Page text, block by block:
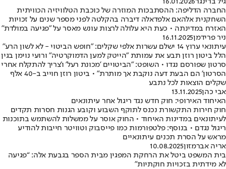
החברה הדליפה: ההסתבכות המוזרה של כוכבת הטלוויזיה הכוויתית
השחקנית אלהאם אלפדאלה דיברה בהקלטה לפני מספר שנים על זכויות
האזרח במדינתה • כעת היא עלולה לרצות עונש מאסר על "פגיעה במולדת"
ניר פרידמן16.11.2025
עיתונאי ערוץ 14 ישלם עשרות אלפי שקלים: "חופש הביטוי - לא לשון הרע"
הלל ביטון רוזן תבע את עמותת "הייטק למען הדמוקרטיה" ורועי נוימן בגין
סרטון שפורסם נגדו • השופט: "הביטויים 'מכונת רעל' ו'צריך להתקלח אחרי
הסרטון' הם הבעת דעה נוקבת אך מותרת" • ביטון רוזן חוייב ב-40 אלף
שקלים הוצאות לכל נתבע
אבי כהן13.11.2025
האיחוד האירופי: חוק חדש נגד ריגול אחר עיתונאים
חוק חירות התקשורת נכנס לתוקף השבוע וקובע הגנות חסרות תקדים
לעיתונאים במדינות האיחוד • החוק אוסר על ממשלות להשתמש בתוכנות
ריגול נגדם • בנוסף: פלטפורמות כמו פייסבוק וטוויטר חייבות להודיע
מראש על הסרת תכנים עיתונאיים
אריה אברמזון10.08.2025
בית המשפט ביטל את הרחקת המפגין מבית הספר בגבעת אלה: “פגיעה
לא מידתית בזכויות חוקתיות”